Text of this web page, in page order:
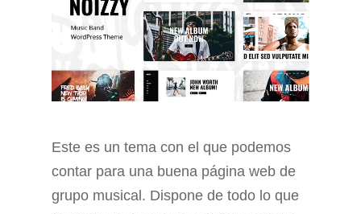
Este es un tema con el que podemos
contar para una buena página web de
grupo musical. Dispone de todo lo que